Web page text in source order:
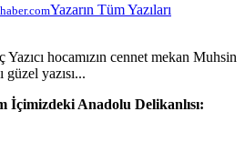
Yazarın Tüm Yazıları
hocamızın cennet mekan Muhsin
yazısı...
İçimizdeki Anadolu Delikanlısı: